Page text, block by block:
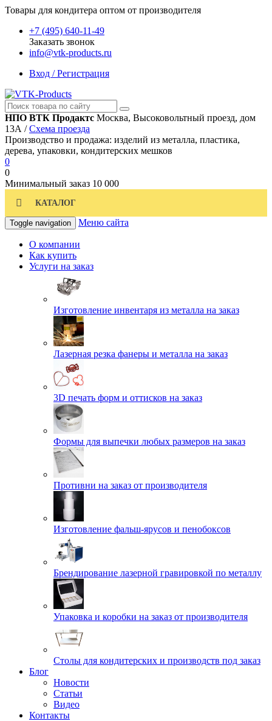
Товары для кондитера оптом от производителя
+7 (495) 640-11-49
Заказать звонок
info@vtk-products.ru
Вход / Регистрация
НПО ВТК Продактс Москва, Высоковольтный проезд, дом
13А /Схема проезда
Производство и продажа: изделий из металла, пластика,
дерева, упаковки, кондитерских мешков
0
0
Минимальный заказ 10 000
КАТАЛОГ
Toggle navigation Меню сайта
О компании
Как купить
Услуги на заказ
Изготовление инвентаря из металла на заказ
Лазерная резка фанеры и металла на заказ
3D печать форм и оттисков на заказ
Формы для выпечки любых размеров на заказ
Противни на заказ от производителя
Изготовление фальш-ярусов и пенобоксов
Брендирование лазерной гравировкой по металлу
Упаковка и коробки на заказ от производителя
Cтолы для кондитерских и производств под заказ
Блог
Новости
Статьи
Видео
Контакты